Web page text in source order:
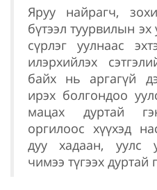
Яруу найрагч,
бүтээл туурвилын
сүрлэг уулнаас
илэрхийлэх
байх нь аргагүй
ирэх болгондоо
мацах дуртай
оргилоос хүүхэд
дуу хадаан, уулс
чимээ түгээх дуртай